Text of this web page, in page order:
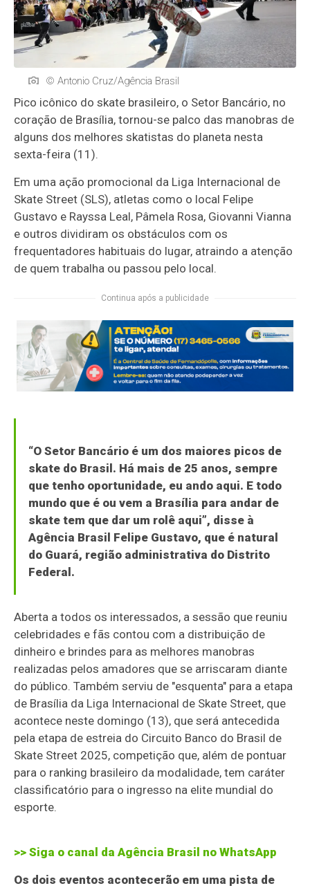
© Antonio Cruz/Agência Brasil
Pico icônico do skate brasileiro, o Setor Bancário, no
coração de Brasília, tornou-se palco das manobras de
alguns dos melhores skatistas do planeta nesta
sexta-feira (11).
Em uma ação promocional da Liga Internacional de
Skate Street (SLS), atletas como o local Felipe
Gustavo e Rayssa Leal, Pâmela Rosa, Giovanni Vianna
e outros dividiram os obstáculos com os
frequentadores habituais do lugar, atraindo a atenção
de quem trabalha ou passou pelo local.
Continua após a publicidade
“O Setor Bancário é um dos maiores picos de
skate do Brasil. Há mais de 25 anos, sempre
que tenho oportunidade, eu ando aqui. E todo
mundo que é ou vem a Brasília para andar de
skate tem que dar um rolê aqui”, disse à
Agência Brasil Felipe Gustavo, que é natural
do Guará, região administrativa do Distrito
Federal.
Aberta a todos os interessados, a sessão que reuniu
celebridades e fãs contou com a distribuição de
dinheiro e brindes para as melhores manobras
realizadas pelos amadores que se arriscaram diante
do público. Também serviu de "esquenta" para a etapa
de Brasília da Liga Internacional de Skate Street, que
acontece neste domingo (13), que será antecedida
pela etapa de estreia do Circuito Banco do Brasil de
Skate Street 2025, competição que, além de pontuar
para o ranking brasileiro da modalidade, tem caráter
classificatório para o ingresso na elite mundial do
esporte.
>> Siga o canal daAgência Brasil no WhatsApp
Os dois eventos acontecerão em uma pista de